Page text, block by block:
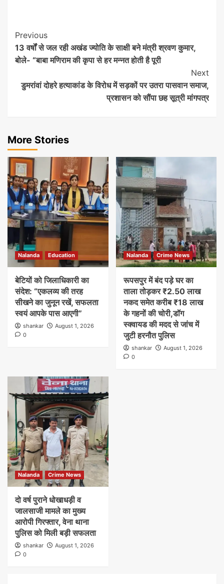
Post
Navigation
Previous
13 वर्षों से जल रही अखंड ज्योति के साक्षी बने मंत्री श्रवण कुमार,
बोले- “बाबा मणिराम की कृपा से हर मन्नत होती है पूरी
Next
डुमरांवां दोहरे हत्याकांड के विरोध में सड़कों पर उतरा पासवान समाज,
प्रशासन को सौंपा छह सूत्री मांगपत्र
More Stories
Nalanda Education
बेटियों को जिलाधिकारी का
संदेश: “एकलव्य की तरह
सीखने का जुनून रखें, सफलता
स्वयं आपके पास आएगी”
shankar
August 1, 2026
0
Nalanda Crime News
रूपसपुर में बंद पड़े घर का
ताला तोड़कर ₹2.50 लाख
नकद समेत करीब ₹18 लाख
के गहनों की चोरी,डॉग
स्क्वायड की मदद से जांच में
जुटी हरनौत पुलिस
shankar
August 1, 2026
0
Nalanda Crime News
दो वर्ष पुराने धोखाधड़ी व
जालसाजी मामले का मुख्य
आरोपी गिरफ्तार, वेना थाना
पुलिस को मिली बड़ी सफलता
shankar
August 1, 2026
0